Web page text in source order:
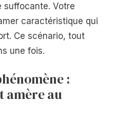
suffocante. Votre
caractéristique qui
Ce scénario, tout
une fois.
:
amère au